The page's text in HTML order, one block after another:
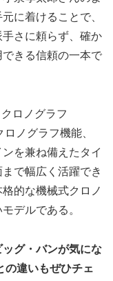
に着けることで、
さに頼らず、確か
きる信頼の一本で
ロノグラフ
ノグラフ機能、
を兼ね備えたタイ
で幅広く活躍でき
的な機械式クロノ
デルである。
グ・バンが気にな
の違いもぜひチェ